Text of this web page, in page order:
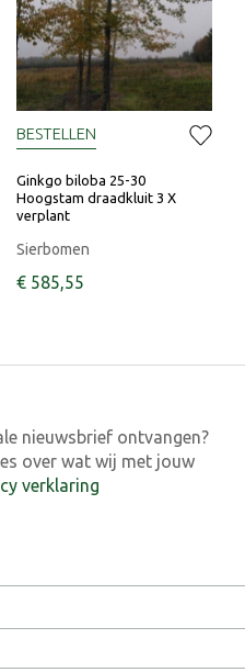
Ginkgo biloba 25-30
Hoogstam draadkluit 3 X
verplant
Sierbomen
€ 585 55
BESTELLEN
nieuwsbrief ontvangen?
over wat wij met jouw
verklaring